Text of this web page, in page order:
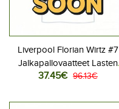
Liverpool Florian Wirtz #7
Jalkapallovaatteet Lasten
Kolmas peliasu 2026-27
housut)
37.45€ 96.13€